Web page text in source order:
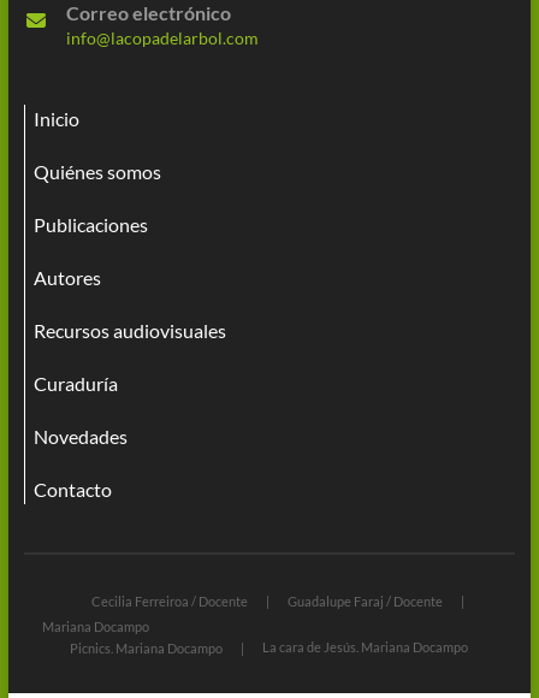
Correo electrónico
info@lacopadelarbol.com
Inicio
Quiénes somos
Publicaciones
Autores
Recursos audiovisuales
Curaduría
Novedades
Contacto
Cecilia Ferreiroa / Docente
Guadalupe Faraj / Docente
Mariana Docampo
Picnics. Mariana Docampo
La cara de Jesús. Mariana Docampo